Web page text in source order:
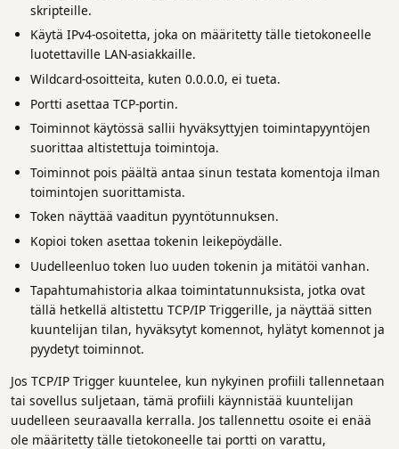
skripteille.
Käytä IPv4-osoitetta, joka on määritetty tälle tietokoneelle
luotettaville LAN-asiakkaille.
Wildcard-osoitteita, kuten 0.0.0.0, ei tueta.
Portti asettaa TCP-portin.
Toiminnot käytössä sallii hyväksyttyjen toimintapyyntöjen
suorittaa altistettuja toimintoja.
Toiminnot pois päältä antaa sinun testata komentoja ilman
toimintojen suorittamista.
Token näyttää vaaditun pyyntötunnuksen.
Kopioi token asettaa tokenin leikepöydälle.
Uudelleenluo token luo uuden tokenin ja mitätöi vanhan.
Tapahtumahistoria alkaa toimintatunnuksista, jotka ovat
tällä hetkellä altistettu TCP/IP Triggerille, ja näyttää sitten
kuuntelijan tilan, hyväksytyt komennot, hylätyt komennot ja
pyydetyt toiminnot.
Jos TCP/IP Trigger kuuntelee, kun nykyinen profiili tallennetaan
tai sovellus suljetaan, tämä profiili käynnistää kuuntelijan
uudelleen seuraavalla kerralla. Jos tallennettu osoite ei enää
ole määritetty tälle tietokoneelle tai portti on varattu,